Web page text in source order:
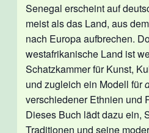
Senegal erscheint auf
meist als das Land, aus
nach Europa aufbrechen.
westafrikanische Land ist
Schatzkammer für Kunst,
und zugleich ein Modell für
verschiedener Ethnien und
Dieses Buch lädt dazu ein,
Traditionen und seine